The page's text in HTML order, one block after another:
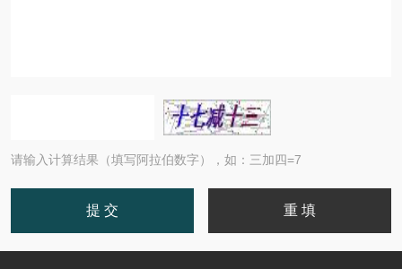
请输入计算结果（填写阿拉伯数字），如：三加四=7